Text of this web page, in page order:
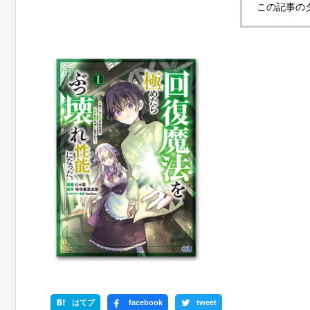
この記事の
はてブ facebook tweet